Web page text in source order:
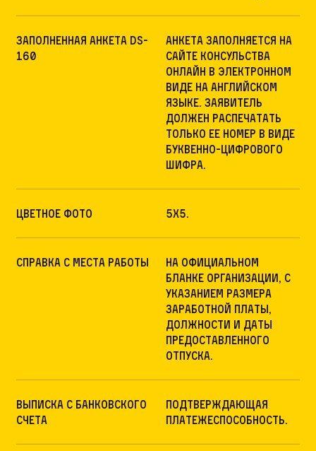
Заполненная анкета DS-
160
Анкета заполняется на
сайте консульства
онлайн в электронном
виде на английском
языке. Заявитель
должен распечатать
только ее номер в виде
буквенно-цифрового
шифра.
Цветное фото 5х5.
Справка с места работы
на официальном
бланке организации, с
указанием размера
заработной платы,
должности и даты
предоставленного
отпуска.
Выписка с банковского
счета
подтверждающая
платежеспособность.